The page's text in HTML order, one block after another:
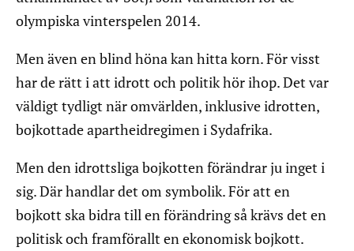
olympiska vinterspelen 2014.
Men även en blind höna kan hitta korn. För visst
har de rätt i att idrott och politik hör ihop. Det var
väldigt tydligt när omvärlden, inklusive idrotten,
bojkottade apartheidregimen i Sydafrika.
Men den idrottsliga bojkotten förändrar ju inget i
sig. Där handlar det om symbolik. För att en
bojkott ska bidra till en förändring så krävs det en
politisk och framförallt en ekonomisk bojkott.